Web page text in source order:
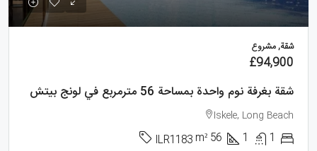
شقة, مشروع
£94,900
شقة بغرفة نوم واحدة بمساحة 56 مترمربع في لونج بيتش
Iskele, Long Beach
1
1
56
m²
ILR1183